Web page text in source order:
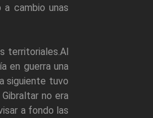
cambio unas
territoriales.Al
en guerra una
siguiente tuvo
no era
a fondo las